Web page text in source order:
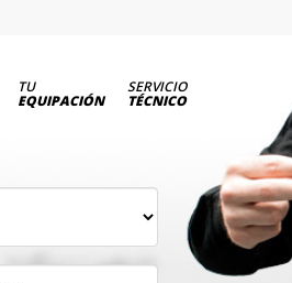
TU
EQUIPACIÓN
SERVICIO
TÉCNICO